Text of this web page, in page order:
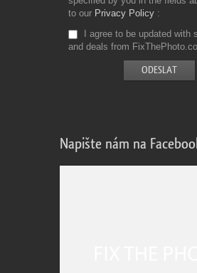
to our Privacy Policy
I agree to be updated with
and deals from
Napište nám na